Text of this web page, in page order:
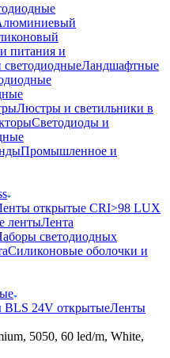
питания и
Ландшафтные
Люстры и светильники в
Светодиоды и
Промышленное и
открытые CRI>98 LUX
лентыЛента
светодиодных
Силиконовые оболочки и
BLS 24V открытыеЛенты
5050, 60 led/m, White,